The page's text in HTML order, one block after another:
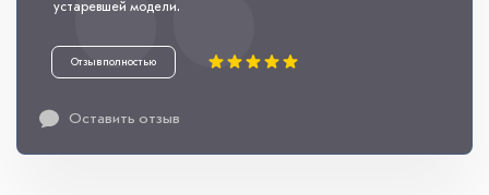
Оставить отзыв
устаревшей модели.
Отзыв полностью